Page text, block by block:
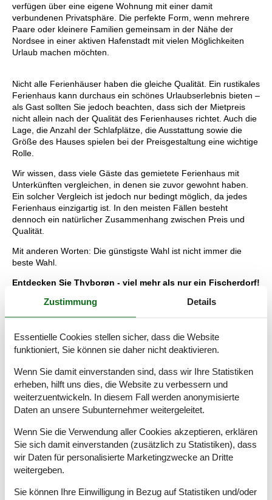
verfügen über eine eigene Wohnung mit einer damit
verbundenen Privatsphäre. Die perfekte Form, wenn mehrere
Paare oder kleinere Familien gemeinsam in der Nähe der
Nordsee in einer aktiven Hafenstadt mit vielen Möglichkeiten
Urlaub machen möchten.
Nicht alle Ferienhäuser haben die gleiche Qualität. Ein rustikales
Ferienhaus kann durchaus ein schönes Urlaubserlebnis bieten –
als Gast sollten Sie jedoch beachten, dass sich der Mietpreis
nicht allein nach der Qualität des Ferienhauses richtet. Auch die
Lage, die Anzahl der Schlafplätze, die Ausstattung sowie die
Größe des Hauses spielen bei der Preisgestaltung eine wichtige
Rolle.
Wir wissen, dass viele Gäste das gemietete Ferienhaus mit
Unterkünften vergleichen, in denen sie zuvor gewohnt haben.
Ein solcher Vergleich ist jedoch nur bedingt möglich, da jedes
Ferienhaus einzigartig ist. In den meisten Fällen besteht
dennoch ein natürlicher Zusammenhang zwischen Preis und
Qualität.
Mit anderen Worten: Die günstigste Wahl ist nicht immer die
beste Wahl.
Entdecken Sie Thyborøn - viel mehr als nur ein Fischerdorf!
Thyborøn ist viel mehr als nur ein Fischerdorf und ein Hafen!
Thyborøn ist der Ort, an dem die Nordsee und der Limfjord
Erlebnisse sowohl an Land als auch auf See. Thyborøn bietet
alles, was ein Ferienparadies ausmacht. Der Hafen von
bilden zusammen das perfekte Urlaubsziel an der Nordsee und
am Limfjord mit der Eisenbahn VLTJ am Horizont. Und Sie sind
nie mehr als 5 Minuten vom Wasser entfernt!
Der Urlaubsort für Geschichtsinteressierte
Thyborøn ist in vielerlei Hinsicht ein historisches Juwel. Der
schöne Sandstrand und die Dünenlandschaft von Thyborøn
verbergen fantastische Geschichten aus dem 1. und 2.
Weltkrieg. Am Strand von Thyborøn liegen zahlreiche Bunker
Spionagebunker in die wilde Geschichte des Schildkrötenspions
Zustimmung Details
Essentielle Cookies stellen sicher, dass die Website
funktioniert, Sie können sie daher nicht deaktivieren.
Wenn Sie damit einverstanden sind, dass wir Ihre Statistiken
erheben, hilft uns dies, die Website zu verbessern und
weiterzuentwickeln. In diesem Fall werden anonymisierte
Daten an unsere Subunternehmer weitergeleitet.
Wenn Sie die Verwendung aller Cookies akzeptieren, erklären
Sie sich damit einverstanden (zusätzlich zu Statistiken), dass
wir Daten für personalisierte Marketingzwecke an Dritte
weitergeben.
Sie können Ihre Einwilligung in Bezug auf Statistiken und/oder